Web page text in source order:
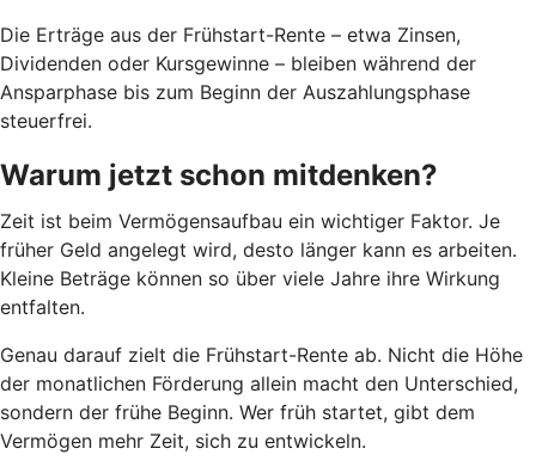
Die Erträge aus der Frühstart-Rente – etwa Zinsen,
Dividenden oder Kursgewinne – bleiben während der
Ansparphase bis zum Beginn der Auszahlungsphase
steuerfrei.
Warum jetzt schon mitdenken?
Zeit ist beim Vermögensaufbau ein wichtiger Faktor. Je
früher Geld angelegt wird, desto länger kann es arbeiten.
Kleine Beträge können so über viele Jahre ihre Wirkung
entfalten.
Genau darauf zielt die Frühstart-Rente ab. Nicht die Höhe
der monatlichen Förderung allein macht den Unterschied,
sondern der frühe Beginn. Wer früh startet, gibt dem
Vermögen mehr Zeit, sich zu entwickeln.